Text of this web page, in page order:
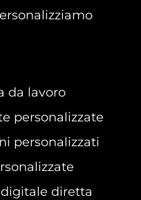
da lavoro
personalizzate
personalizzati
diretta